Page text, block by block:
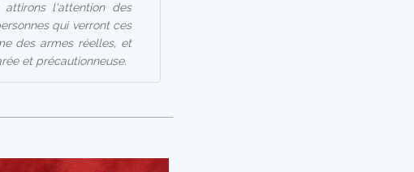
attirons l'attention des
qui verront ces
des armes réelles, et
et précautionneuse.